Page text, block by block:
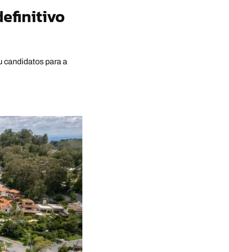
candidatos para a